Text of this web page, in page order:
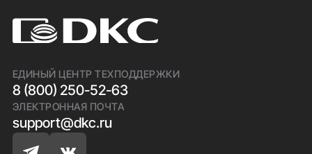
ЕДИНЫЙ ЦЕНТР ТЕХПОДДЕРЖКИ
8 (800) 250-52-63
ЭЛЕКТРОННАЯ ПОЧТА
support@dkc.ru